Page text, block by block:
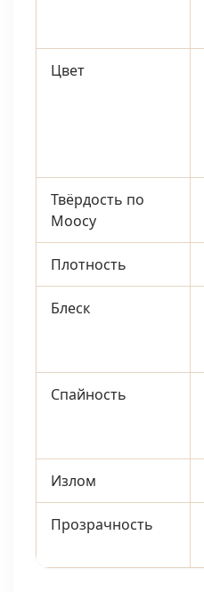
Цвет
Твёрдость по
Моосу
Плотность
Блеск
Спайность
Излом
Прозрачность